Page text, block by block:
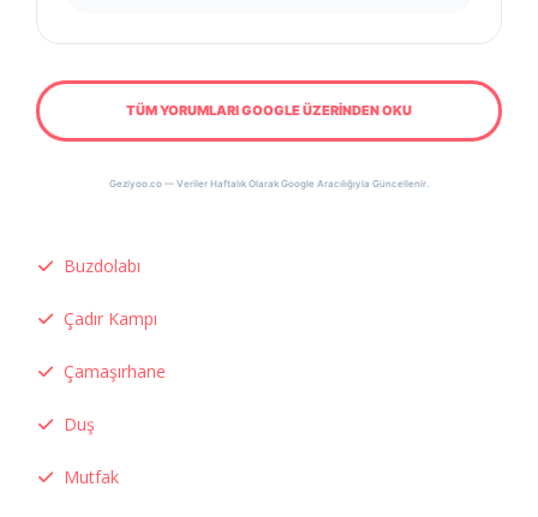
TÜM YORUMLARI GOOGLE ÜZERİNDEN OKU
Geziyoo.co — Veriler Haftalık Olarak Google Aracılığıyla Güncellenir.
Buzdolabı
Çadır Kampı
Çamaşırhane
Duş
Mutfak